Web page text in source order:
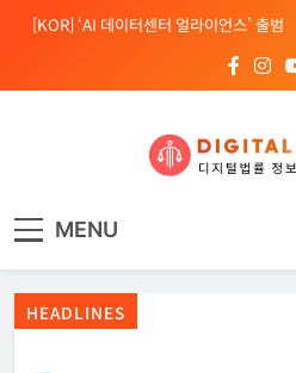
Skip[KOR] ‘AI 데이터센터 얼라이언스’ 출범
[EU] 틱톡의 아동 보호 미흡 관련 예비 조
[Russia] 텔레그램 설립자 파벨 두로프
[KOR] ‘AI 데이터센터 얼라이언스’ 출범
[EU] 틱톡의 아동 보호 미흡 관련 예비 조
MENU
HEADLINES